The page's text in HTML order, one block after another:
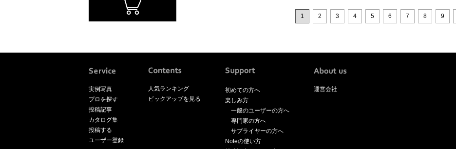
1 2 3 4 5 6 7 8 9
実例写真
プロを探す
投稿記事
カタログ集
投稿する
ユーザー登録
人気ランキング
ピックアップを見る
初めての方へ
楽しみ方
一般のユーザーの方へ
専門家の方へ
サプライヤーの方へ
Noteの使い方
運営会社